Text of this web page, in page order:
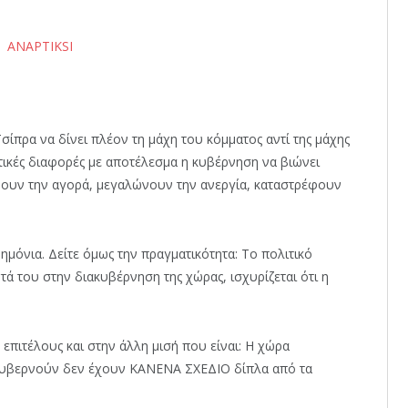
να δίνει πλέον τη μάχη του κόμματος αντί της μάχης
διαφορές με αποτέλεσμα η κυβέρνηση να βιώνει
την αγορά, μεγαλώνουν την ανεργία, καταστρέφουν
Δείτε όμως την πραγματικότητα: Το πολιτικό
του στην διακυβέρνηση της χώρας, ισχυρίζεται ότι η
και στην άλλη μισή που είναι: Η χώρα
δεν έχουν ΚΑΝΕΝΑ ΣΧΕΔΙΟ δίπλα από τα